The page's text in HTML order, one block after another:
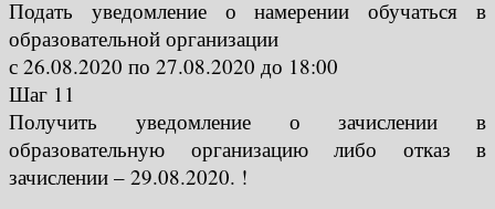
Подать уведомление о намерении обучаться в
образовательной организации
с 26.08.2020 по 27.08.2020 до 18:00
Шаг 11
Получить уведомление о зачислении в
образовательную организацию либо отказ в
зачислении – 29.08.2020. !